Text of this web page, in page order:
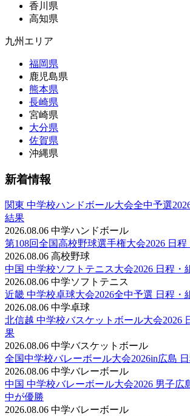
香川県
高知県
九州エリア
福岡県
鹿児島県
熊本県
長崎県
宮崎県
大分県
佐賀県
沖縄県
新着情報
関東 中学校ハンドボール大会全中予選
結果
2026.08.06 中学ハンドボール
第108回全国高校野球選手権大会2026 日
2026.08.06 高校野球
中国 中学校ソフトテニス大会2026 日程・
2026.08.06 中学ソフトテニス
近畿 中学校卓球大会2026全中予選 日程・
2026.08.06 中学卓球
北信越 中学校バスケットボール大会2026
果
2026.08.06 中学バスケットボール
全国中学校バレーボール大会2026in広島
2026.08.06 中学バレーボール
中国 中学校バレーボール大会2026 男子広
中が優勝
2026.08.06 中学バレーボール